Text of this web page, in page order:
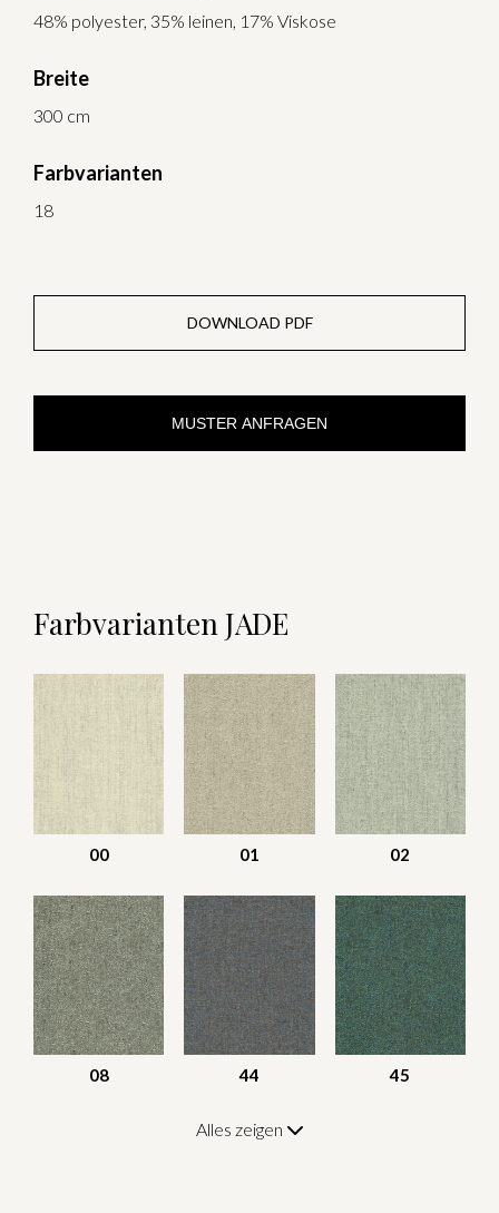
48% polyester, 35% leinen, 17% Viskose
Breite
300 cm
Farbvarianten
18
DOWNLOAD PDF
MUSTER ANFRAGEN
Farbvarianten JADE
00 01 02
08 44 45
Alles zeigen